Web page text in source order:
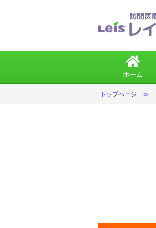
ホーム
トップページ